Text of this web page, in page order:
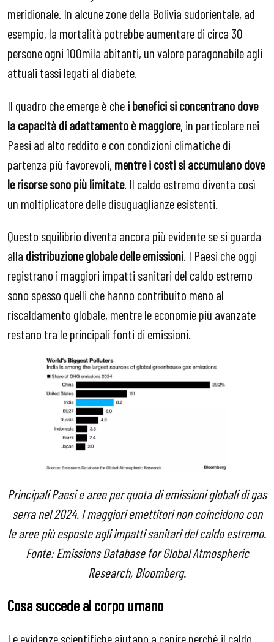
meridionale. In alcune zone della Bolivia sudorientale, ad
esempio, la mortalità potrebbe aumentare di circa 30
persone ogni 100mila abitanti, un valore paragonabile agli
attuali tassi legati al diabete.
Il quadro che emerge è chei benefici si concentrano dove
la capacità di adattamento è maggiore, in particolare nei
Paesi ad alto reddito e con condizioni climatiche di
partenza più favorevoli, mentre i costi si accumulano dove
le risorse sono più limitate. Il caldo estremo diventa così
un moltiplicatore delle disuguaglianze esistenti.
Questo squilibrio diventa ancora più evidente se si guarda
alla distribuzione globale delle emissioni. I Paesi che oggi
registrano i maggiori impatti sanitari del caldo estremo
sono spesso quelli che hanno contribuito meno al
riscaldamento globale, mentre le economie più avanzate
restano tra le principali fonti di emissioni.
Principali Paesi e aree per quota di emissioni globali di gas
serra nel 2024. I maggiori emettitori non coincidono con
le aree più esposte agli impatti sanitari del caldo estremo.
Fonte: Emissions Database for Global Atmospheric
Research, Bloomberg.
Cosa succede al corpo umano
Le evidenze scientifiche aiutano a capire perché il caldo